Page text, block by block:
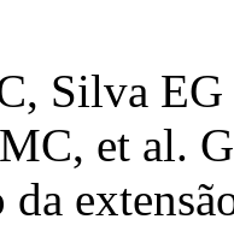
Silva
et al.